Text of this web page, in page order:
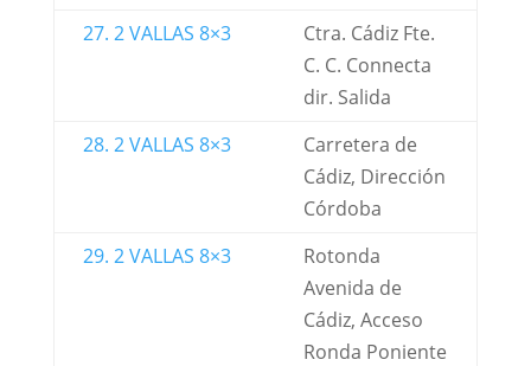
27. 2 VALLAS 8×3
Ctra. Cádiz Fte.
C. C. Connecta
dir. Salida
28. 2 VALLAS 8×3
Carretera de
Cádiz, Dirección
Córdoba
29. 2 VALLAS 8×3
Rotonda
Avenida de
Cádiz, Acceso
Ronda Poniente